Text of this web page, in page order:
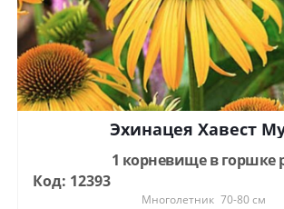
Эхинацея Хавест
1 корневище в горшке
Код: 12393
Многолетник 70-80 см